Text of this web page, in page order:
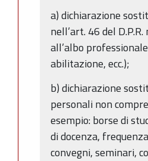
a) dichiarazione
nell’art. 46 del
all’albo
abilitazione, ecc.);
b) dichiarazione
personali non
esempio: borse di
di docenza,
convegni, seminari,